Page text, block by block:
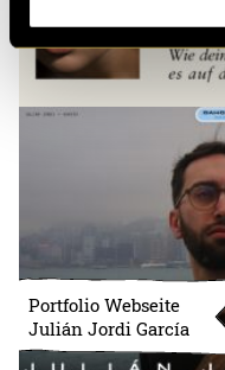
Portfolio Webseite
Julián Jordi García